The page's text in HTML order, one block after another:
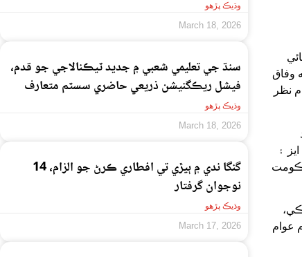
وڌيڪ پڙهو
March 18, 2026
سنڌ جي تعليمي شعبي ۾ جديد ٽيڪنالاجي جو قدم،
فيشل ريڪگنيشن ذريعي حاضري سسٽم متعارف
وڌيڪ پڙهو
March 18, 2026
گنگا ندي ۾ ٻيڙي تي افطاري ڪرڻ جو الزام، 14
نوجوان گرفتار
وڌيڪ پڙهو
March 17, 2026
وفاق
نظر
۽
حڪومت
عوام